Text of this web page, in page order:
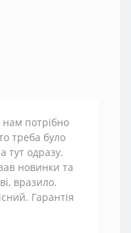
нам потрібно
треба було
тут одразу.
новинки та
вразило.
Гарантія